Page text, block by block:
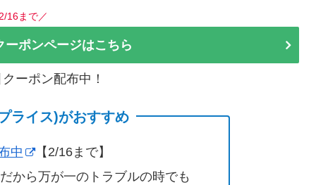
16まで／
ーポンページはこちら
ーポン配布中！
ライス)がおすすめ
中
【2/16まで】
から万が一のトラブルの時でも